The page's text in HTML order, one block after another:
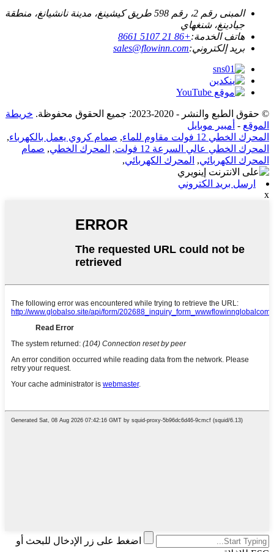
المبنى رقم 2، رقم 598 طريق كيشينغ، مدينة نانشيانغ، منطقة
جيادينغ، شنغهاي
هاتف الخدمة:+86 21 5107 8661
بريد إلكتروني:sales@flowinn.com
© حقوق الطبع والنشر - 2020-2023: جميع الحقوق محفوظة.
خريطة
الموقع - أمبير موبايل
المحرك الخطي 12 فولت مقاوم للماء
, صمام كروي يعمل بالكهرباء,
المحرك الخطي عالي السرعة 12 فولت
, المحرك الخطي, صمام
المحرك الكهربائي, المحرك الكهربائي,
ارسل بريد الكتروني
x
اضغط على زر الإدخال للبحث أو